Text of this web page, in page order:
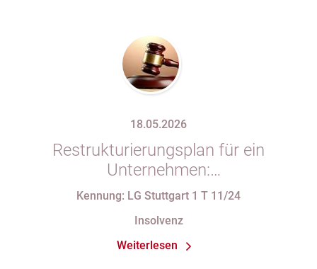
18.05.2026
Restrukturierungsplan für ein
Unternehmen:
Verfassungsbeschwerde gegen
Kennung: LG Stuttgart 1 T 11/24
Insolvenz
Weiterlesen